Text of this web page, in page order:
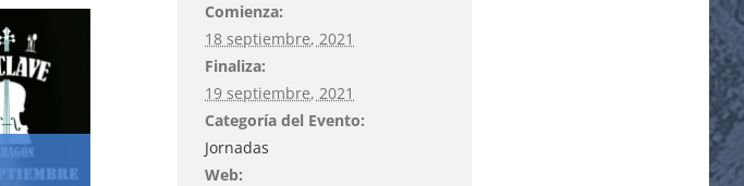
Comienza:
18 septiembre, 2021
Finaliza:
19 septiembre, 2021
Categoría del Evento:
Jornadas
Web: